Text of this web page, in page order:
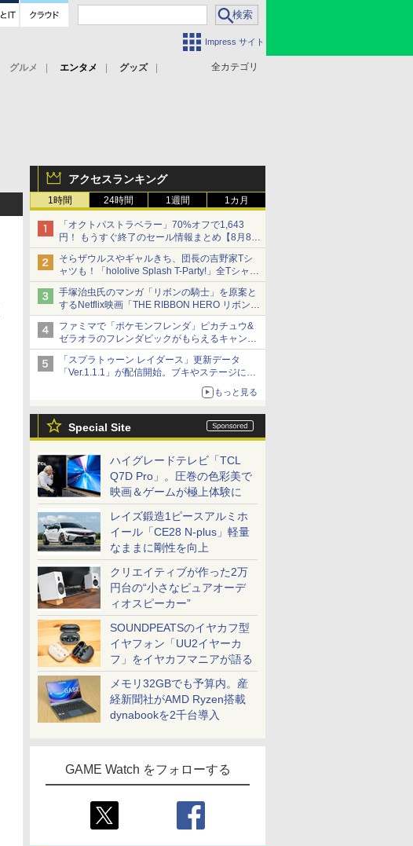
Impress サイト
全カテゴリ
グルメ エンタメ
グッズ
アクセスランキング
1時間 24時間 1週間 1カ月
「オクトパストラベラー」70%オフで1,643
円！ もうすぐ終了のセール情報まとめ【8月8日
更新】
ニンテンドーeショップでは「大神 絶景版」が
67%オフで990円
そらザウルスやギャルきち、団長の吉野家Tシ
ャツも！「hololive Splash T-Party!」全Tシャツ
ラインナップ公開＆オンライン販売開始
手塚治虫氏のマンガ「リボンの騎士」を原案と
するNetflix映画「THE RIBBON HERO リボンヒ
ーロー」本日配信開始
ファミマで「ポケモンフレンダ」ピカチュウ&
ゼラオラのフレンダピックがもらえるキャンペ
ーン開催！
「スプラトゥーン レイダース」更新データ
「Ver.1.1.1」が配信開始。ブキやステージに関
もっと見る
Special Site
ハイグレードテレビ「TCL
Q7D Pro」。圧巻の色彩美で
映画＆ゲームが極上体験に
レイズ鍛造1ピースアルミホ
イール「CE28 N-plus」軽量
なままに剛性を向上
クリエイティブが作った2万
円台の“小さなピュアオーデ
ィオスピーカー”
SOUNDPEATSのイヤカフ型
イヤフォン「UU2イヤーカ
フ」をイヤカフマニアが語る
メモリ32GBでも予算内。産
経新聞社がAMD Ryzen搭載
dynabookを2千台導入
GAME Watch をフォローする